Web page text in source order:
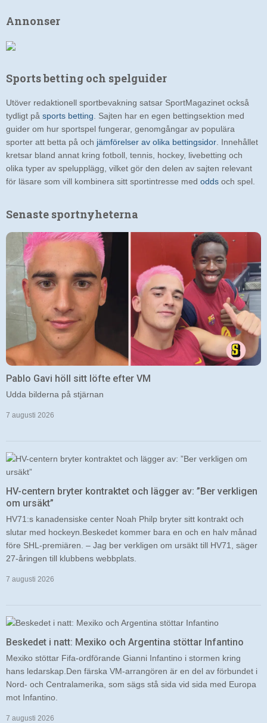
Annonser
Sports betting och spelguider
Utöver redaktionell sportbevakning satsar SportMagazinet också
tydligt på sports betting . Sajten har en egen bettingsektion med
guider om hur sportspel fungerar, genomgångar av populära
sporter att betta på och jämförelser av olika bettingsidor . Innehållet
kretsar bland annat kring fotboll, tennis, hockey, livebetting och
olika typer av spelupplägg, vilket gör den delen av sajten relevant
för läsare som vill kombinera sitt sportintresse med odds och spel.
Senaste sportnyheterna
Pablo Gavi höll sitt löfte efter VM
Udda bilderna på stjärnan
7 augusti 2026
HV-centern bryter kontraktet och lägger av: ”Ber verkligen
om ursäkt”
HV71:s kanadensiske center Noah Philp bryter sitt kontrakt och
slutar med hockeyn.Beskedet kommer bara en och en halv månad
före SHL-premiären. – Jag ber verkligen om ursäkt till HV71, säger
27-åringen till klubbens webbplats.
7 augusti 2026
Beskedet i natt: Mexiko och Argentina stöttar Infantino
Mexiko stöttar Fifa-ordförande Gianni Infantino i stormen kring
hans ledarskap.Den färska VM-arrangören är en del av förbundet i
Nord- och Centralamerika, som sägs stå sida vid sida med Europa
mot Infantino.
7 augusti 2026